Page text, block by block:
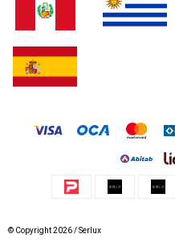
© Copyright 2026 / Serlux